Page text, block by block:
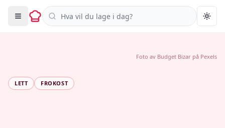
Søk i oppskrifter
LETT FROKOST
Foto av Budget Bizar på Pexels